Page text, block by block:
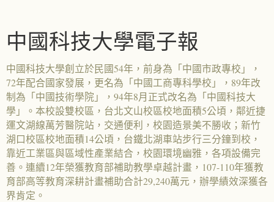
中國科技大學電子報
中國科技大學創立於民國54年，前身為「中國市政專校」，
72年配合國家發展，更名為「中國工商專科學校」，89年改
制為「中國技術學院」，94年8月正式改名為「中國科技大
學」。本校設雙校區，台北文山校區校地面積5公頃，鄰近捷
運文湖線萬芳醫院站，交通便利，校園造景美不勝收；新竹
湖口校區校地面積14公頃，台鐵北湖車站步行三分鐘到校，
靠近工業區與區域性產業結合，校園環境幽雅，各項設備完
善。連續12年榮獲教育部補助教學卓越計畫，107-110年獲教
育部高等教育深耕計畫補助合計29,240萬元，辦學績效深獲各
界肯定。